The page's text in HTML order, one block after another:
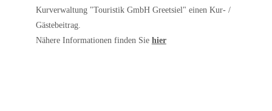
Kurverwaltung "Touristik GmbH Greetsiel" einen Kur- /
Gästebeitrag.
Nähere Informationen finden Sie hier